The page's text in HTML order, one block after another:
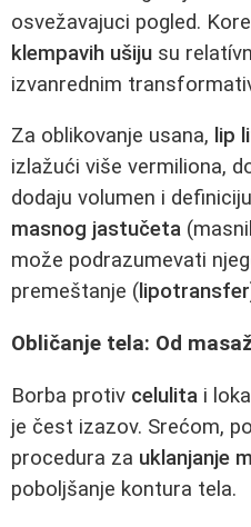
osvežavajuci pogled.
klempavih ušiju su
izvanrednim
Za oblikovanje usana, lip
izlažući više vermiliona,
dodaju volumen i
masnog jastučeta
može podrazumevati
premeštanje ( lipotransfer
Obličanje tela: Od
Borba protiv celulita i
je čest izazov. Srećom,
procedura za uklanjanje
poboljšanje kontura tela.